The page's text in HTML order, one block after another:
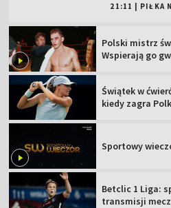
21:11 | PIŁKA
Polski mistrz
Wspierają go
Świątek w
kiedy zagra
Sportowy
Betclic 1 Liga:
transmisji